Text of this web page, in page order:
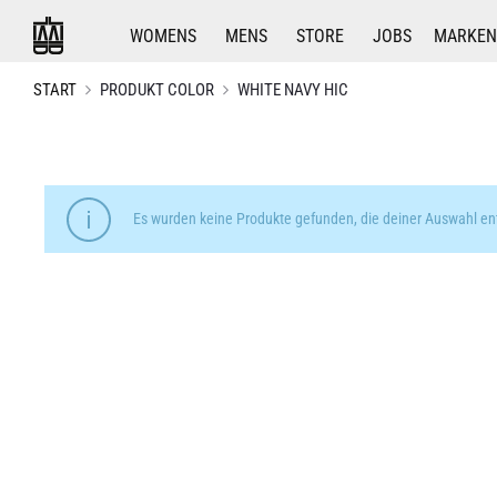
WOMENS MENS STORE JOBS MARKEN
START PRODUKT COLOR WHITE NAVY HIC
Es wurden keine Produkte gefunden, die deiner Auswahl